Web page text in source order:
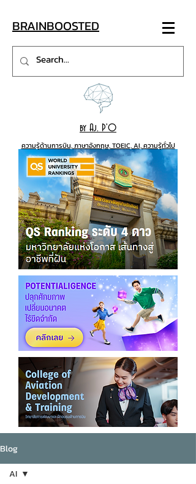
BRAINBOOSTED
by Aj. P'O
ความรู้ด้านการบิน, ภาษาอังกฤษ, TOEIC, AI, ความรู้ทั่วไป
Blog
AI